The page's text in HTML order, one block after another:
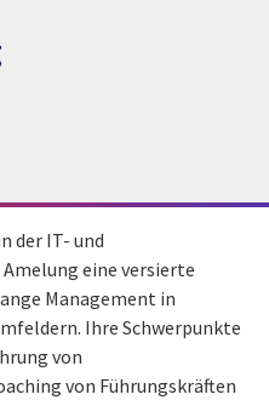
der IT- und
eine versierte
Management in
Ihre Schwerpunkte
von
von Führungskräften